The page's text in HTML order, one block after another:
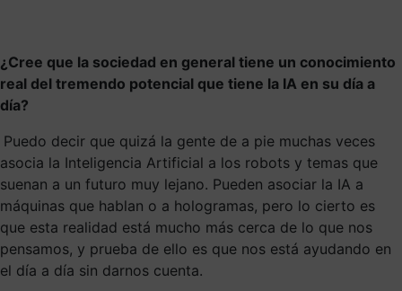
¿Cree que la sociedad en general tiene un conocimiento
real del tremendo potencial que tiene la IA en su día a
día?
Puedo decir que quizá la gente de a pie muchas veces
asocia la Inteligencia Artificial a los robots y temas que
suenan a un futuro muy lejano. Pueden asociar la IA a
máquinas que hablan o a hologramas, pero lo cierto es
que esta realidad está mucho más cerca de lo que nos
pensamos, y prueba de ello es que nos está ayudando en
el día a día sin darnos cuenta.